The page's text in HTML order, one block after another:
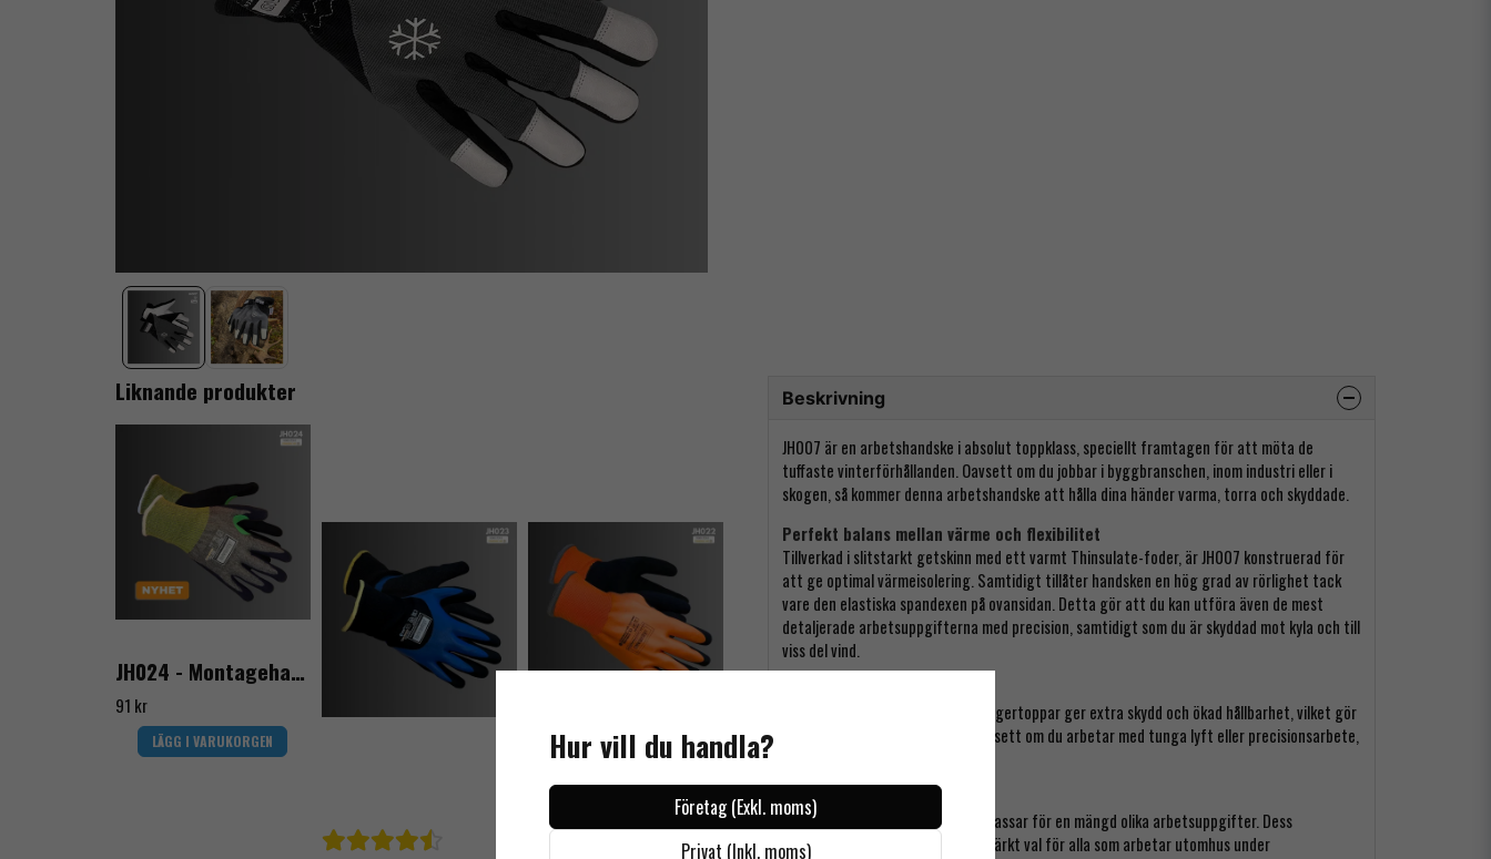
Liknande produkter
JH024 - Montagehandske med högsta skärskydd klass F
91 kr
LÄGG I VARUKORGEN
Beskrivning
JH007 är en arbetshandske i absolut toppklass, speciellt framtagen för att möta de
tuffaste vinterförhållanden. Oavsett om du jobbar i byggbranschen, inom industri eller i
skogen, så kommer denna arbetshandske att hålla dina händer varma, torra och skyddade.
Perfekt balans mellan värme och flexibilitet
Tillverkad i slitstarkt getskinn med ett varmt Thinsulate-foder, är JH007 konstruerad för
att ge optimal värmeisolering. Samtidigt tillåter handsken en hög grad av rörlighet tack
vare den elastiska spandexen på ovansidan. Detta gör att du kan utföra även de mest
detaljerade arbetsuppgifterna med precision, samtidigt som du är skyddad mot kyla och till
viss del vind.
Förstärkningar i tumgrepp och fingertoppar ger extra skydd och ökad hållbarhet, vilket gör
att handsken tål hårt slitage. Oavsett om du arbetar med tunga lyft eller precisionsarbete,
Mångsidig och bekväm
JH007 är en arbetshandske som passar för en mängd olika arbetsuppgifter. Dess
mångsidighet gör den till ett utmärkt val för alla som arbetar utomhus under
Hur vill du handla?
Företag (Exkl. moms)
Privat (Inkl. moms)